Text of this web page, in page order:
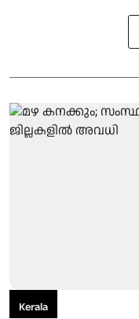
Kerala